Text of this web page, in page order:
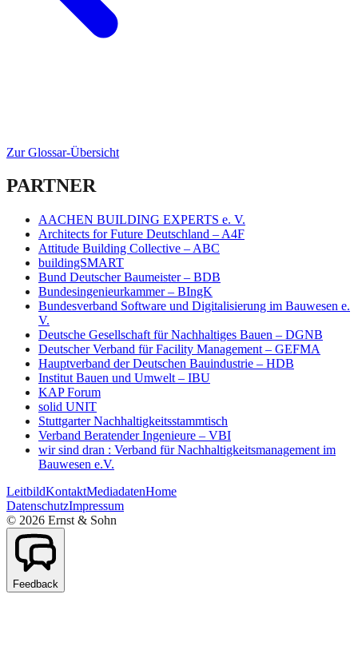
Zur Glossar-Übersicht
PARTNER
AACHEN BUILDING EXPERTS e. V.
Architects for Future Deutschland – A4F
Attitude Building Collective – ABC
buildingSMART
Bund Deutscher Baumeister – BDB
Bundesingenieurkammer – BIngK
Bundesverband Software und Digitalisierung im Bauwesen e.
V.
Deutsche Gesellschaft für Nachhaltiges Bauen – DGNB
Deutscher Verband für Facility Management – GEFMA
Hauptverband der Deutschen Bauindustrie – HDB
Institut Bauen und Umwelt – IBU
KAP Forum
solid UNIT
Stuttgarter Nachhaltigkeitsstammtisch
Verband Beratender Ingenieure – VBI
wir sind dran : Verband für Nachhaltigkeitsmanagement im
Bauwesen e.V.
LeitbildKontaktMediadatenHome
DatenschutzImpressum
© 2026 Ernst & Sohn
Feedback